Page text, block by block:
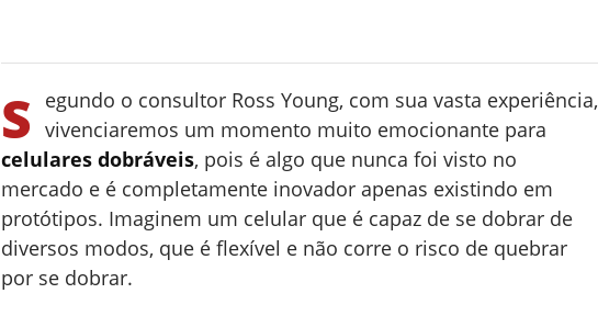
S
egundo o consultor Ross Young, com sua vasta experiência,
vivenciaremos um momento muito emocionante para
celulares dobráveis, pois é algo que nunca foi visto no
mercado e é completamente inovador apenas existindo em
protótipos. Imaginem um celular que é capaz de se dobrar de
diversos modos, que é flexível e não corre o risco de quebrar
por se dobrar.